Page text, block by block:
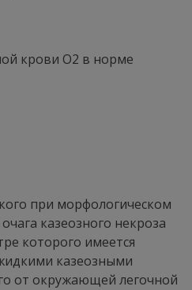
крови O2 в норме
при морфологическом
казеозного некроза
которого имеется
казеозными
от окружающей легочной